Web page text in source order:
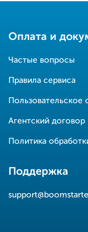
Оплата и
Частые вопросы
Правила сервиса
Пользовательское
Агентский договор
Политика
Поддержка